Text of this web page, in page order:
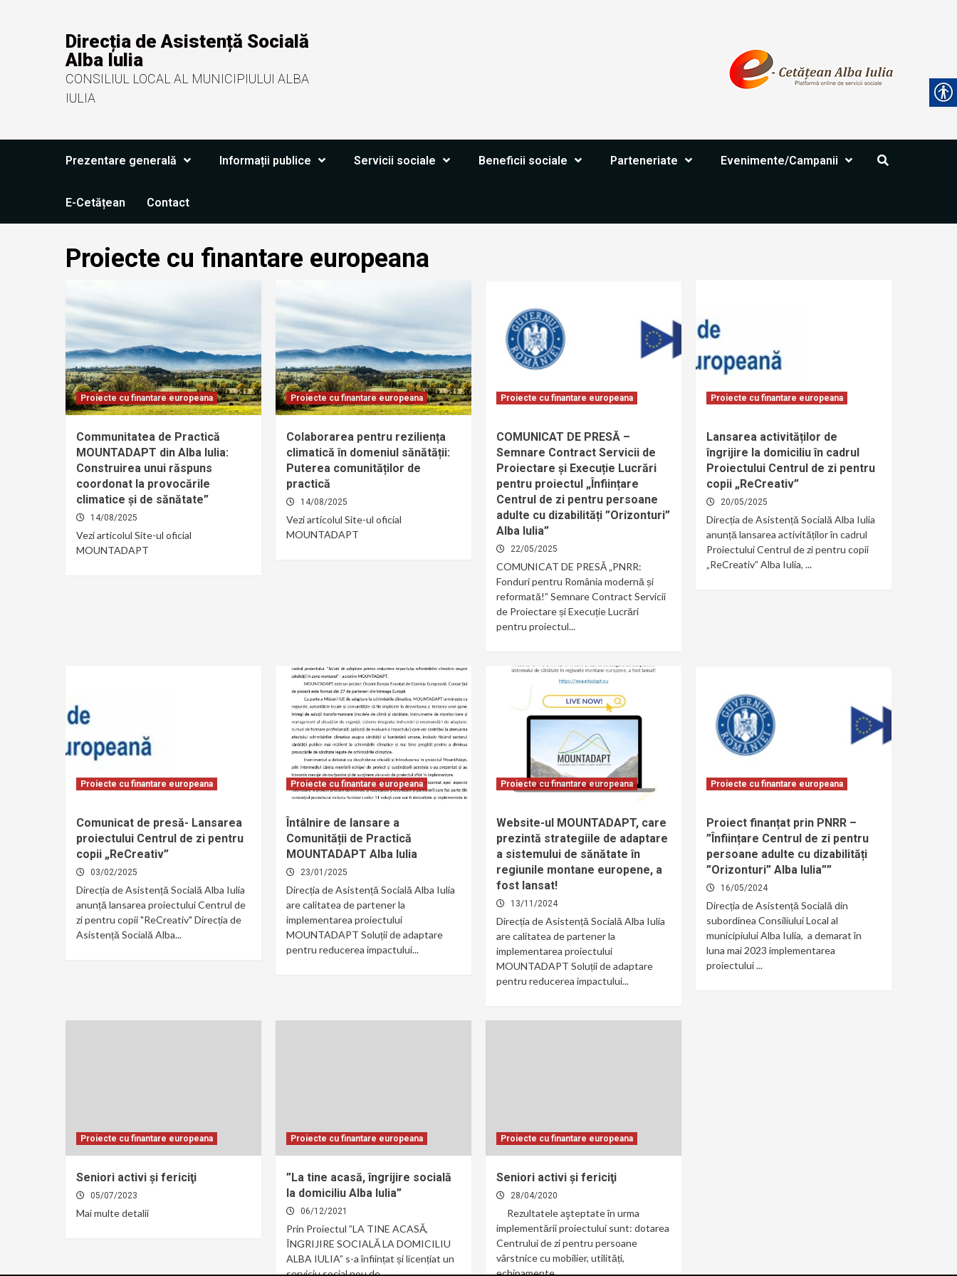
Direcția de Asistență Socială
Alba Iulia
CONSILIUL LOCAL AL MUNICIPIULUI ALBA
IULIA
Prezentare generală Informații publice Servicii sociale Beneficii sociale Parteneriate Evenimente/Campanii
E-Cetățean Contact
Proiecte cu finantare europeana
Proiecte cu finantare europeana
Communitatea de Practică
MOUNTADAPT din Alba Iulia:
Construirea unui răspuns
coordonat la provocările
climatice și de sănătate”
14/08/2025
Vezi articolul Site-ul oficial
MOUNTADAPT
Proiecte cu finantare europeana
Colaborarea pentru reziliența
climatică în domeniul sănătății:
Puterea comunităților de
practică
14/08/2025
Vezi articolul Site-ul oficial
MOUNTADAPT
Proiecte cu finantare europeana
COMUNICAT DE PRESĂ –
Semnare Contract Servicii de
Proiectare și Execuție Lucrări
pentru proiectul „Înființare
Centrul de zi pentru persoane
adulte cu dizabilități ”Orizonturi”
Alba Iulia”
22/05/2025
COMUNICAT DE PRESĂ „PNRR:
Fonduri pentru România modernă și
reformată!” Semnare Contract Servicii
de Proiectare și Execuție Lucrări
pentru proiectul...
Proiecte cu finantare europeana
Lansarea activităților de
îngrijire la domiciliu în cadrul
Proiectului Centrul de zi pentru
copii „ReCreativ”
20/05/2025
Direcția de Asistență Socială Alba Iulia
anunță lansarea activităților în cadrul
Proiectului Centrul de zi pentru copii
„ReCreativ” Alba Iulia, ...
Proiecte cu finantare europeana
Comunicat de presă- Lansarea
proiectului Centrul de zi pentru
copii „ReCreativ”
03/02/2025
Direcția de Asistență Socială Alba Iulia
anunță lansarea proiectului Centrul de
zi pentru copii "ReCreativ" Direcția de
Asistență Socială Alba...
Proiecte cu finantare europeana
Întâlnire de lansare a
Comunității de Practică
MOUNTADAPT Alba Iulia
23/01/2025
Direcția de Asistență Socială Alba Iulia
are calitatea de partener la
implementarea proiectului
MOUNTADAPT Soluții de adaptare
pentru reducerea impactului...
Proiecte cu finantare europeana
Website-ul MOUNTADAPT, care
prezintă strategiile de adaptare
a sistemului de sănătate în
regiunile montane europene, a
fost lansat!
13/11/2024
Direcția de Asistență Socială Alba Iulia
are calitatea de partener la
implementarea proiectului
MOUNTADAPT Soluții de adaptare
pentru reducerea impactului...
Proiecte cu finantare europeana
Proiect finanțat prin PNRR –
”Înființare Centrul de zi pentru
persoane adulte cu dizabilități
”Orizonturi” Alba Iulia””
16/05/2024
Direcția de Asistență Socială din
subordinea Consiliului Local al
municipiului Alba Iulia, a demarat în
luna mai 2023 implementarea
proiectului ...
Proiecte cu finantare europeana
Seniori activi şi fericiţi
05/07/2023
Mai multe detalii
Proiecte cu finantare europeana
”La tine acasă, îngrijire socială
la domiciliu Alba Iulia”
06/12/2021
Prin Proiectul ”LA TINE ACASĂ,
ÎNGRIJIRE SOCIALĂ LA DOMICILIU
ALBA IULIA” s-a înființat și licențiat un
serviciu social nou de...
Proiecte cu finantare europeana
Seniori activi şi fericiţi
28/04/2020
Rezultatele aşteptate în urma
implementării proiectului sunt: dotarea
Centrului de zi pentru persoane
vârstnice cu mobilier, utilități,
echipamente...